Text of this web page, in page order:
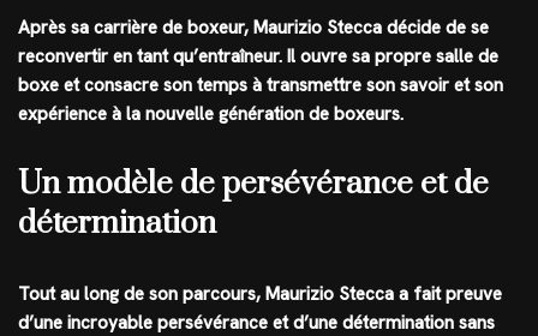
Après sa carrière de boxeur, Maurizio Stecca décide de se
reconvertir en tant qu’entraîneur. Il ouvre sa propre salle de
boxe et consacre son temps à transmettre son savoir et son
expérience à la nouvelle génération de boxeurs.
Un modèle de persévérance et de
détermination
Tout au long de son parcours, Maurizio Stecca a fait preuve
d’une incroyable persévérance et d’une détermination sans